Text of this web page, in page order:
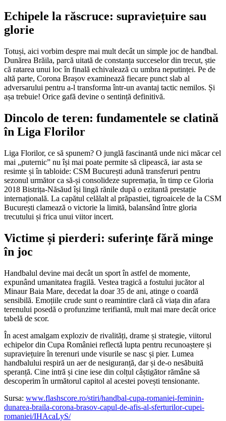
Echipele la răscruce: supraviețuire sau
glorie
Totuși, aici vorbim despre mai mult decât un simple joc de handbal.
Dunărea Brăila, parcă uitată de constanța succeselor din trecut, știe
că ratarea unui loc în finală echivalează cu umbra neputinței. Pe de
altă parte, Corona Brașov examinează fiecare punct slab al
adversarului pentru a-l transforma într-un avantaj tactic nemilos. Și
așa trebuie! Orice gafă devine o sentință definitivă.
Dincolo de teren: fundamentele se clatină
în Liga Florilor
Liga Florilor, ce să spunem? O junglă fascinantă unde nici măcar cel
mai „puternic” nu își mai poate permite să clipească, iar asta se
resimte și în tabloide: CSM București adună transferuri pentru
sezonul următor ca să-și consolideze supremația, în timp ce Gloria
2018 Bistrița-Năsăud își lingă rănile după o ezitantă prestație
internațională. La capătul celălalt al prăpastiei, tigroaicele de la CSM
București clamează o victorie la limită, balansând între gloria
trecutului și frica unui viitor incert.
Victime și pierderi: suferințe fără minge
în joc
Handbalul devine mai decât un sport în astfel de momente,
expunând umanitatea fragilă. Vestea tragică a fostului jucător al
Minaur Baia Mare, decedat la doar 35 de ani, atinge o coardă
sensibilă. Emoțiile crude sunt o reamintire clară că viața din afara
terenului posedă o profunzime terifiantă, mult mai mare decât orice
tabelă de scor.
În acest amalgam exploziv de rivalități, drame și strategie, viitorul
echipelor din Cupa României reflectă lupta pentru recunoaștere și
supraviețuire în terenuri unde visurile se nasc și pier. Lumea
handbalului respiră un aer de nesiguranță, dar și de-o nesăbuită
speranță. Cine intră și cine iese din colțul câștigător rămâne să
descoperim în următorul capitol al acestei povești tensionante.
Sursa: www.flashscore.ro/stiri/handbal-cupa-romaniei-feminin-
dunarea-braila-corona-brasov-capul-de-afis-al-sferturilor-cupei-
romaniei/IHAcaLyS/